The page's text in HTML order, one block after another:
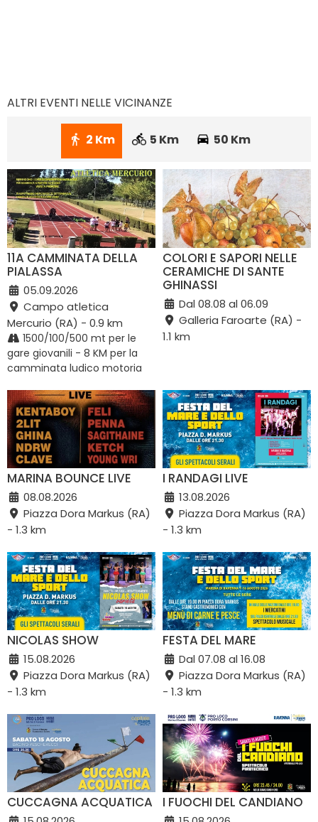
ALTRI EVENTI NELLE VICINANZE
2 Km 5 Km 50 Km
11A CAMMINATA DELLA
PIALASSA
05.09.2026
Campo atletica
Mercurio (RA) - 0.9 km
1500/100/500 mt per le
gare giovanili - 8 KM per la
camminata ludico motoria
COLORI E SAPORI NELLE
CERAMICHE DI SANTE
GHINASSI
Dal 08.08 al 06.09
Galleria Faroarte (RA) -
1.1 km
MARINA BOUNCE LIVE
08.08.2026
Piazza Dora Markus (RA)
- 1.3 km
I RANDAGI LIVE
13.08.2026
Piazza Dora Markus (RA)
- 1.3 km
NICOLAS SHOW
15.08.2026
Piazza Dora Markus (RA)
- 1.3 km
FESTA DEL MARE
Dal 07.08 al 16.08
Piazza Dora Markus (RA)
- 1.3 km
CUCCAGNA ACQUATICA I FUOCHI DEL CANDIANO